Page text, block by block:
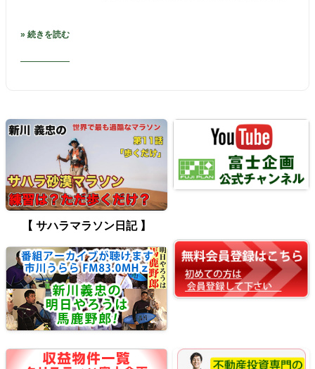
» 続きを読む
【 サハラマラソン日記 】